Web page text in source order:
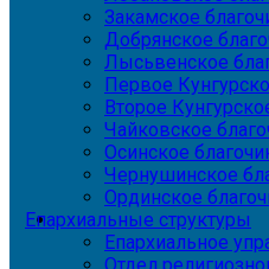
Закамское
Добрянское
Лысьвенское
Первое
Второе
Чайковское
Осинское
Чернушинское
Ординское
Епархиальные структуры
Епархиальное